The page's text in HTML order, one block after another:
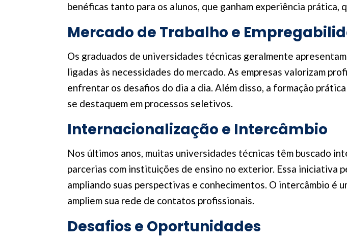
benéficas tanto para os alunos, que ganham experiência
Mercado de Trabalho e
Os graduados de universidades técnicas geralmente
ligadas às necessidades do mercado. As empresas valorizam
enfrentar os desafios do dia a dia. Além disso, a formação
se destaquem em processos seletivos.
Internacionalização e Intercâmbio
Nos últimos anos, muitas universidades técnicas têm buscado
parcerias com instituições de ensino no exterior. Essa iniciativa
ampliando suas perspectivas e conhecimentos. O intercâmbio é
ampliem sua rede de contatos profissionais.
Desafios e Oportunidades